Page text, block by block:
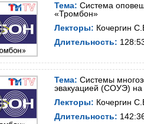
Тема: Система
«Тромбон»
Лекторы: Кочергин
Длительность:
Тема: Системы
эвакуацией (СОУЭ) на
Лекторы: Кочергин
Длительность: